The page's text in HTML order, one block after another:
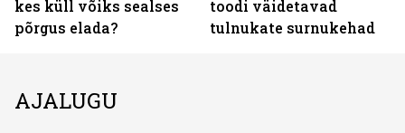
kes küll võiks sealses
põrgus elada?
toodi väidetavad
tulnukate surnukehad
AJALUGU